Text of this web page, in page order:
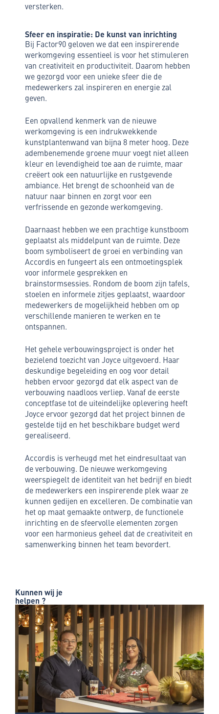
versterken.
Sfeer en inspiratie: De kunst van inrichting
Bij Factor90 geloven we dat een inspirerende
werkomgeving essentieel is voor het stimuleren
van creativiteit en productiviteit. Daarom hebben
we gezorgd voor een unieke sfeer die de
medewerkers zal inspireren en energie zal
geven.
Een opvallend kenmerk van de nieuwe
werkomgeving is een indrukwekkende
kunstplantenwand van bijna 8 meter hoog. Deze
adembenemende groene muur voegt niet alleen
kleur en levendigheid toe aan de ruimte, maar
creëert ook een natuurlijke en rustgevende
ambiance. Het brengt de schoonheid van de
natuur naar binnen en zorgt voor een
verfrissende en gezonde werkomgeving.
Daarnaast hebben we een prachtige kunstboom
geplaatst als middelpunt van de ruimte. Deze
boom symboliseert de groei en verbinding van
Accordis en fungeert als een ontmoetingsplek
voor informele gesprekken en
brainstormsessies. Rondom de boom zijn tafels,
stoelen en informele zitjes geplaatst, waardoor
medewerkers de mogelijkheid hebben om op
verschillende manieren te werken en te
ontspannen.
Het gehele verbouwingsproject is onder het
bezielend toezicht van Joyce uitgevoerd. Haar
deskundige begeleiding en oog voor detail
hebben ervoor gezorgd dat elk aspect van de
verbouwing naadloos verliep. Vanaf de eerste
conceptfase tot de uiteindelijke oplevering heeft
Joyce ervoor gezorgd dat het project binnen de
gestelde tijd en het beschikbare budget werd
gerealiseerd.
Accordis is verheugd met het eindresultaat van
de verbouwing. De nieuwe werkomgeving
weerspiegelt de identiteit van het bedrijf en biedt
de medewerkers een inspirerende plek waar ze
kunnen gedijen en excelleren. De combinatie van
het op maat gemaakte ontwerp, de functionele
inrichting en de sfeervolle elementen zorgen
voor een harmonieus geheel dat de creativiteit en
samenwerking binnen het team bevordert.
Kunnen wij je
helpen ?